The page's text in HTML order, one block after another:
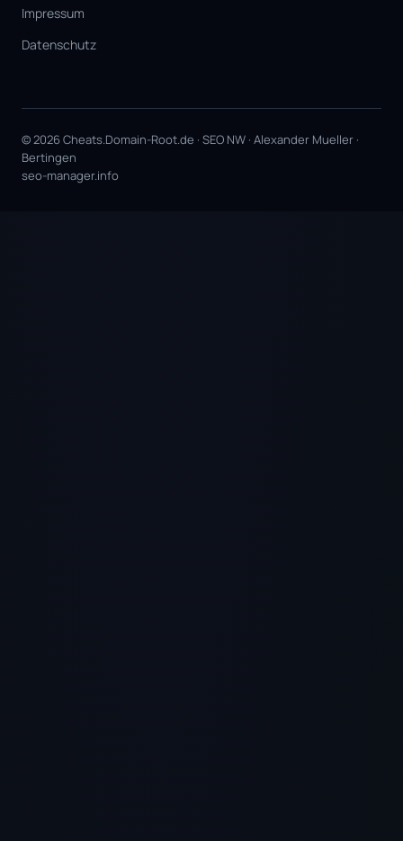
Impressum
Datenschutz
© 2026 Cheats.Domain-Root.de · SEO NW · Alexander Mueller ·
Bertingen
seo-manager.info